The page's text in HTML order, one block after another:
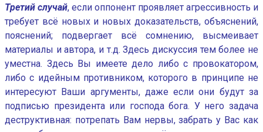
Третий случай, если оппонент проявляет агрессивность и
требует всё новых и новых доказательств, объяснений,
пояснений; подвергает всё сомнению, высмеивает
материалы и автора, и т.д. Здесь дискуссия тем более не
уместна. Здесь Вы имеете дело либо с провокатором,
либо с идейным противником, которого в принципе не
интересуют Ваши аргументы, даже если они будут за
подписью президента или господа бога. У него задача
деструктивная: потрепать Вам нервы, забрать у Вас как